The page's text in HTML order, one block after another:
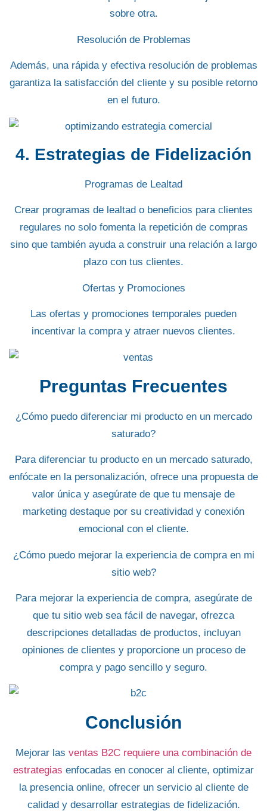
sobre otra.
Resolución de Problemas
Además, una rápida y efectiva resolución de problemas
garantiza la satisfacción del cliente y su posible retorno
en el futuro.
4. Estrategias de Fidelización
Programas de Lealtad
Crear programas de lealtad o beneficios para clientes
regulares no solo fomenta la repetición de compras
sino que también ayuda a construir una relación a largo
plazo con tus clientes.
Ofertas y Promociones
Las ofertas y promociones temporales pueden
incentivar la compra y atraer nuevos clientes.
Preguntas Frecuentes
¿Cómo puedo diferenciar mi producto en un mercado
saturado?
Para diferenciar tu producto en un mercado saturado,
enfócate en la personalización, ofrece una propuesta de
valor única y asegúrate de que tu mensaje de
marketing destaque por su creatividad y conexión
emocional con el cliente.
¿Cómo puedo mejorar la experiencia de compra en mi
sitio web?
Para mejorar la experiencia de compra, asegúrate de
que tu sitio web sea fácil de navegar, ofrezca
descripciones detalladas de productos, incluyan
opiniones de clientes y proporcione un proceso de
compra y pago sencillo y seguro.
Conclusión
Mejorar las ventas B2C requiere una combinación de
estrategias enfocadas en conocer al cliente, optimizar
la presencia online, ofrecer un servicio al cliente de
calidad y desarrollar estrategias de fidelización.